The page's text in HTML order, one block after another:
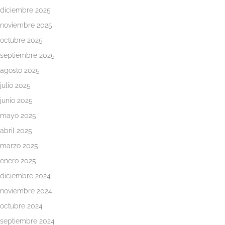
diciembre 2025
noviembre 2025
octubre 2025
septiembre 2025
agosto 2025
julio 2025
junio 2025
mayo 2025
abril 2025
marzo 2025
enero 2025
diciembre 2024
noviembre 2024
octubre 2024
septiembre 2024